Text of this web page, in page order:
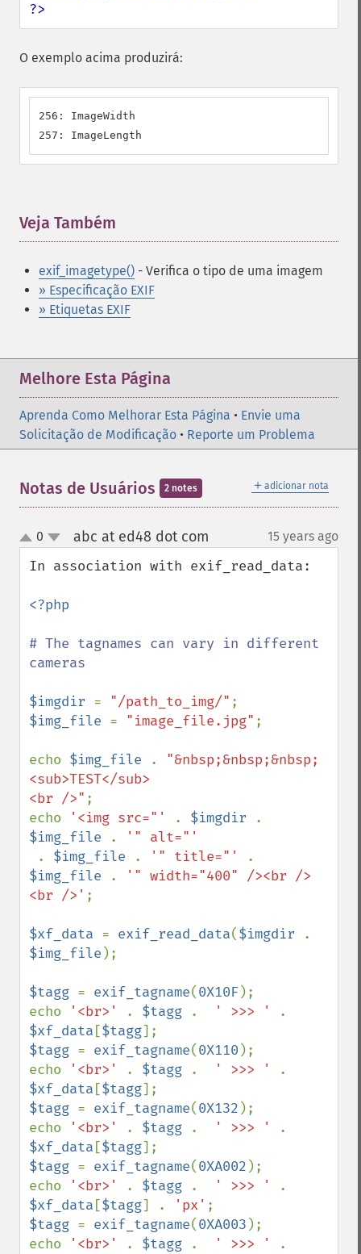
?>
O exemplo acima produzirá:
256: ImageWidth
257: ImageLength
Veja Também
exif_imagetype() - Verifica o tipo de uma imagem
» Especificação EXIF
» Etiquetas EXIF
Melhore Esta Página
Aprenda Como Melhorar Esta Página • Envie uma
Solicitação de Modificação • Reporte um Problema
＋ adicionar nota
Notas de Usuários 2 notes
up
down
0 abc at ed48 dot com 15 years ago
In association with exif_read_data:
<?php
# The tagnames can vary in different
cameras
$imgdir = "/path_to_img/"
$img_file = "image_file.jpg" ;
echo $img_file . "&nbsp;&nbsp;&nbsp;
<sub>TEST</sub>
<br />" ;
echo
'<img src="' . $imgdir
$img_file
.
'" alt="'
. $img_file . '" title="'
$img_file
.
'" width="400" /><br />
<br />' ;
$xf_data = exif_read_data($imgdir
$img_file );
$tagg = exif_tagname(0X10F);
echo
'<br>' . $tagg . ' >>> '
$xf_data [$tagg
$tagg = exif_tagname(0X110 );
echo
'<br>' . $tagg . ' >>> '
$xf_data [$tagg
$tagg = exif_tagname(0X132 );
echo
'<br>' . $tagg . ' >>> '
$xf_data [$tagg
$tagg = exif_tagname(0XA002 );
echo
'<br>' . $tagg . ' >>> '
$xf_data [$tagg] . 'px'
$tagg = exif_tagname(0XA003 );
echo
'<br>' . $tagg . ' >>> '